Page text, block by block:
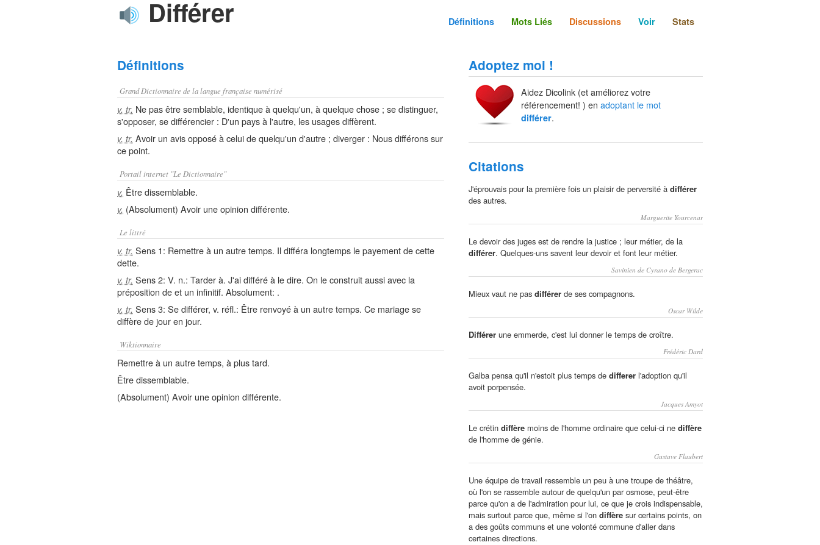
Différer Définitions Mots Liés Discussions Voir Stats
Définitions
Grand Dictionnaire de la langue française numérisé
v. tr. Ne pas être semblable, identique à quelqu'un, à quelque chose ; se distinguer,
s'opposer, se différencier : D'un pays à l'autre, les usages diffèrent.
v. tr. Avoir un avis opposé à celui de quelqu'un d'autre ; diverger : Nous différons sur
ce point.
Portail internet "Le Dictionnaire"
v. Être dissemblable.
v. (Absolument) Avoir une opinion différente.
Le littré
v. tr. Sens 1: Remettre à un autre temps. Il différa longtemps le payement de cette
dette.
v. tr. Sens 2: V. n.: Tarder à. J'ai différé à le dire. On le construit aussi avec la
préposition de et un infinitif. Absolument: .
v. tr. Sens 3: Se différer, v. réfl.: Être renvoyé à un autre temps. Ce mariage se
diffère de jour en jour.
Wiktionnaire
Remettre à un autre temps, à plus tard.
Être dissemblable.
(Absolument) Avoir une opinion différente.
Adoptez moi !
Aidez Dicolink (et améliorez votre
référencement! ) en adoptant le mot
différer.
Citations
J'éprouvais pour la première fois un plaisir de perversité à différer
des autres.
Marguerite Yourcenar
Le devoir des juges est de rendre la justice ; leur métier, de la
différer. Quelques-uns savent leur devoir et font leur métier.
Savinien de Cyrano de Bergerac
Mieux vaut ne pas différer de ses compagnons.
Oscar Wilde
Différer une emmerde, c'est lui donner le temps de croître.
Frédéric Dard
Galba pensa qu'il n'estoit plus temps de differer l'adoption qu'il
avoit porpensée.
Jacques Amyot
Le crétin diffère moins de l'homme ordinaire que celui-ci ne diffère
de l'homme de génie.
Gustave Flaubert
Une équipe de travail ressemble un peu à une troupe de théâtre,
où l'on se rassemble autour de quelqu'un par osmose, peut-être
parce qu'on a de l'admiration pour lui, ce que je crois indispensable,
mais surtout parce que, même si l'on diffère sur certains points, on
a des goûts communs et une volonté commune d'aller dans
certaines directions.